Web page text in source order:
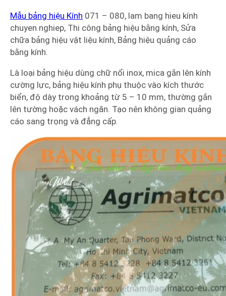
Mẫu bảng hiệu Kính 071 – 080, lam bang hieu kính
chuyen nghiep, Thi công bảng hiệu bằng kính, Sửa
chữa bảng hiệu vật liệu kính, Bảng hiệu quảng cáo
bằng kính.
Là loại bảng hiệu dùng chữ nổi inox, mica gắn lên kính
cường lực, bảng hiệu kính phụ thuộc vào kích thước
biển, độ dày trong khoảng từ 5 – 10 mm, thường gắn
lên tường hoặc vách ngăn. Tạo nên không gian quảng
cáo sang trọng và đẳng cấp.